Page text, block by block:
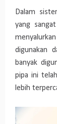
Dalam
yang
digunakan
banyak
pipa ini
lebih